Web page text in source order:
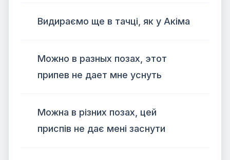
Видираємо ще в тачці, як у Акіма
Можно в разных позах, этот
припев не дает мне уснуть
Можна в різних позах, цей
приспів не дає мені заснути